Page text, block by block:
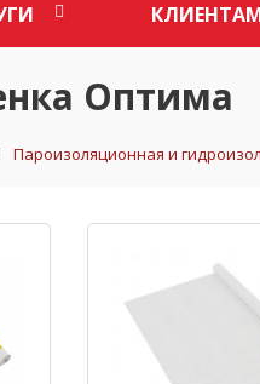
Оптима
Пароизоляционная и